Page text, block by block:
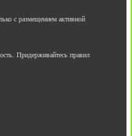
с размещением активной
Придерживайтесь правил